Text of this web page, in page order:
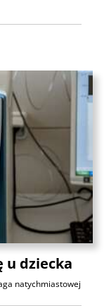
u dziecka
natychmiastowej